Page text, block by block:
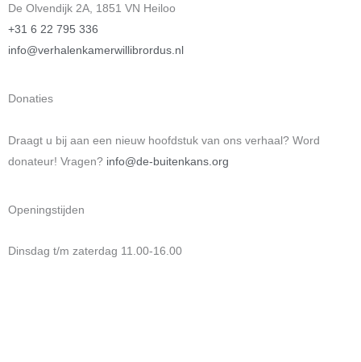
De Olvendijk 2A, 1851 VN Heiloo
+31 6 22 795 336
info@verhalenkamerwillibrordus.nl
Donaties
Draagt u bij aan een nieuw hoofdstuk van ons verhaal? Word
donateur! Vragen? info@de-buitenkans.org
Openingstijden
Dinsdag t/m zaterdag 11.00-16.00